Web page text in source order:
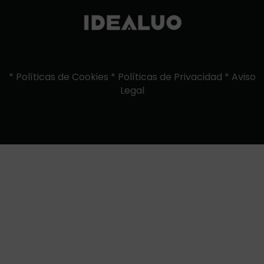
* Políticas de Cookies * Políticas de Privacidad * Aviso
Legal